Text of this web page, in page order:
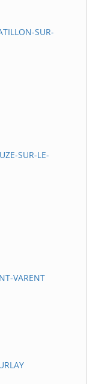
SUR-
SUR-LE-
VARENT